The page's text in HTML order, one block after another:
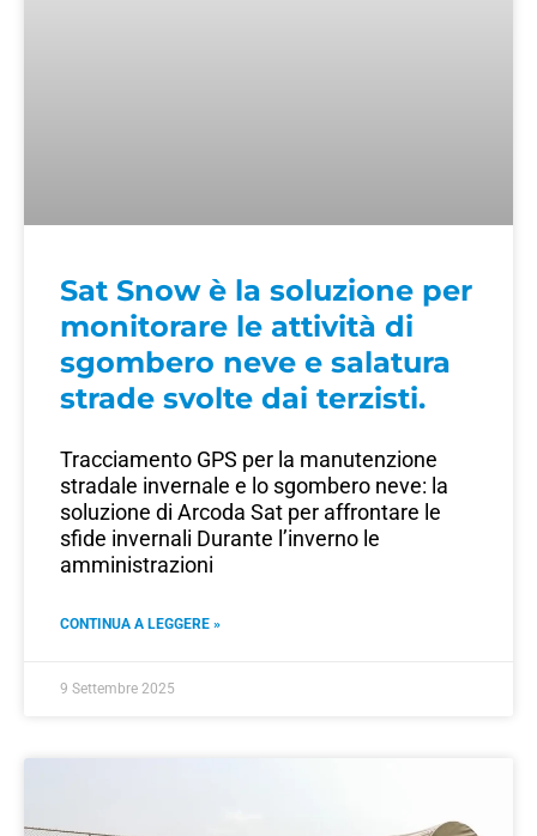
Sat Snow è la soluzione per
monitorare le attività di
sgombero neve e salatura
strade svolte dai terzisti.
Tracciamento GPS per la manutenzione
stradale invernale e lo sgombero neve: la
soluzione di Arcoda Sat per affrontare le
sfide invernali Durante l’inverno le
amministrazioni
CONTINUA A LEGGERE »
9 Settembre 2025